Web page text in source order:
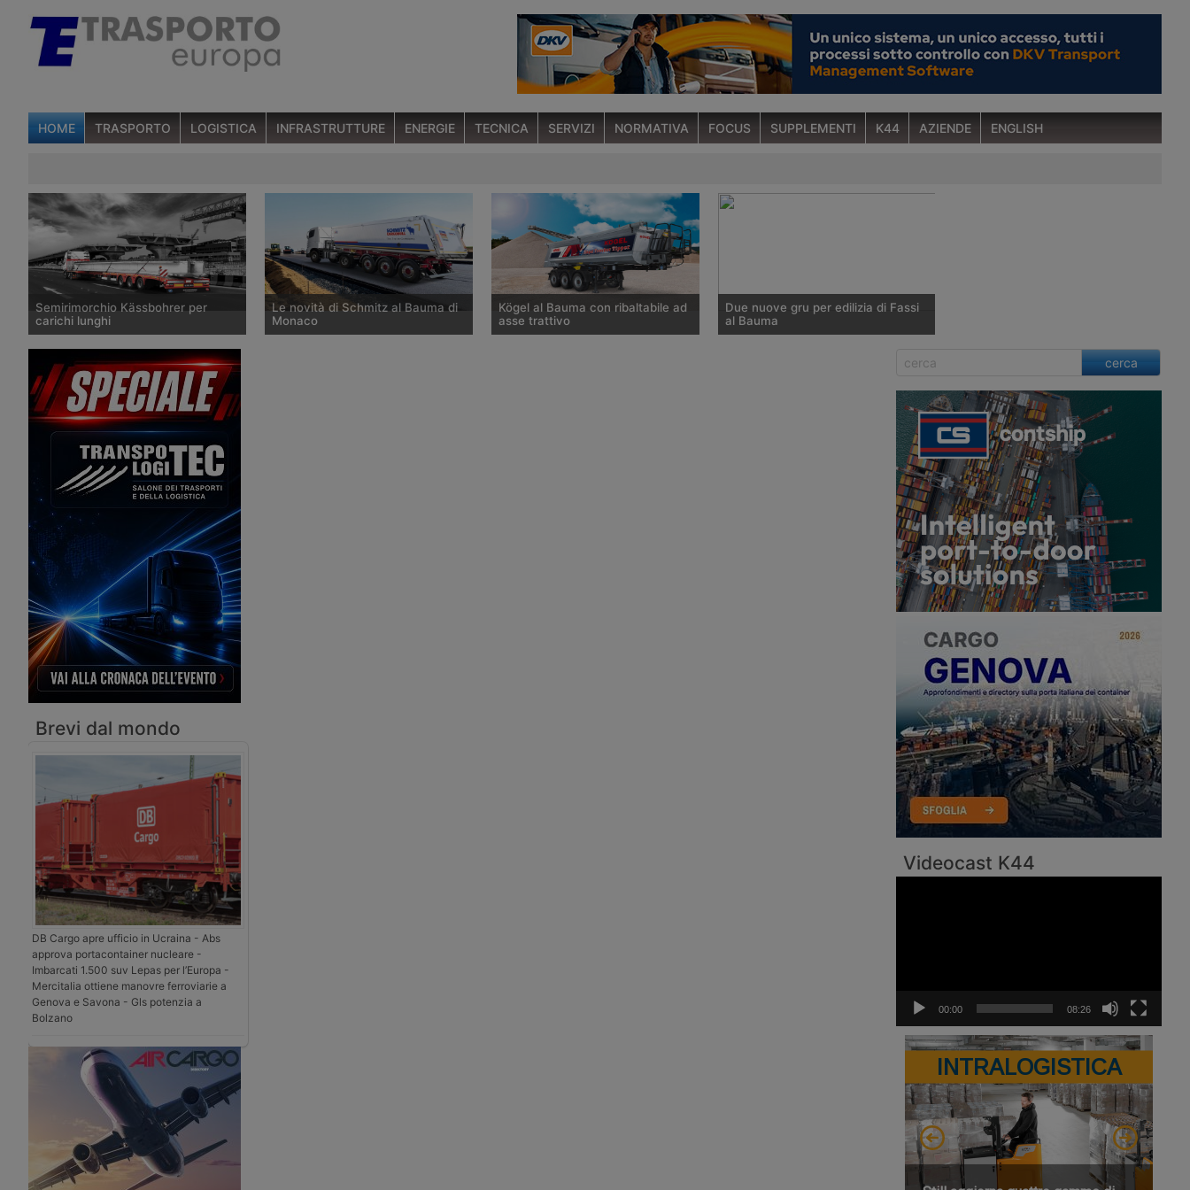
HOME TRASPORTO LOGISTICA INFRASTRUTTURE ENERGIE TECNICA SERVIZI NORMATIVA FOCUS SUPPLEMENTI K44 AZIENDE ENGLISH
Semirimorchio Kässbohrer per
carichi lunghi
Al Bauma 2019, il costruttore
tedesco ha presentato un
allestimento per autotrasporto
eccezionale e una cisterna di bitume.
Le novità di Schmitz al Bauma di
Monaco
Kögel al Bauma con ribaltabile ad
asse trattivo
Due nuove gru per edilizia di Fassi
al Bauma
alla Fiera di Monaco con uno stand
edizioni, che ospiterà tutti i marchi
novità due gru retrocabina di fascia
Brevi dal mondo
DB Cargo apre ufficio in Ucraina - Abs
approva portacontainer nucleare -
Imbarcati 1.500 suv Lepas per l’Europa -
Mercitalia ottiene manovre ferroviarie a
Genova e Savona - Gls potenzia a
Bolzano
cerca
Videocast K44
00:00 08:26
INTRALOGISTICA